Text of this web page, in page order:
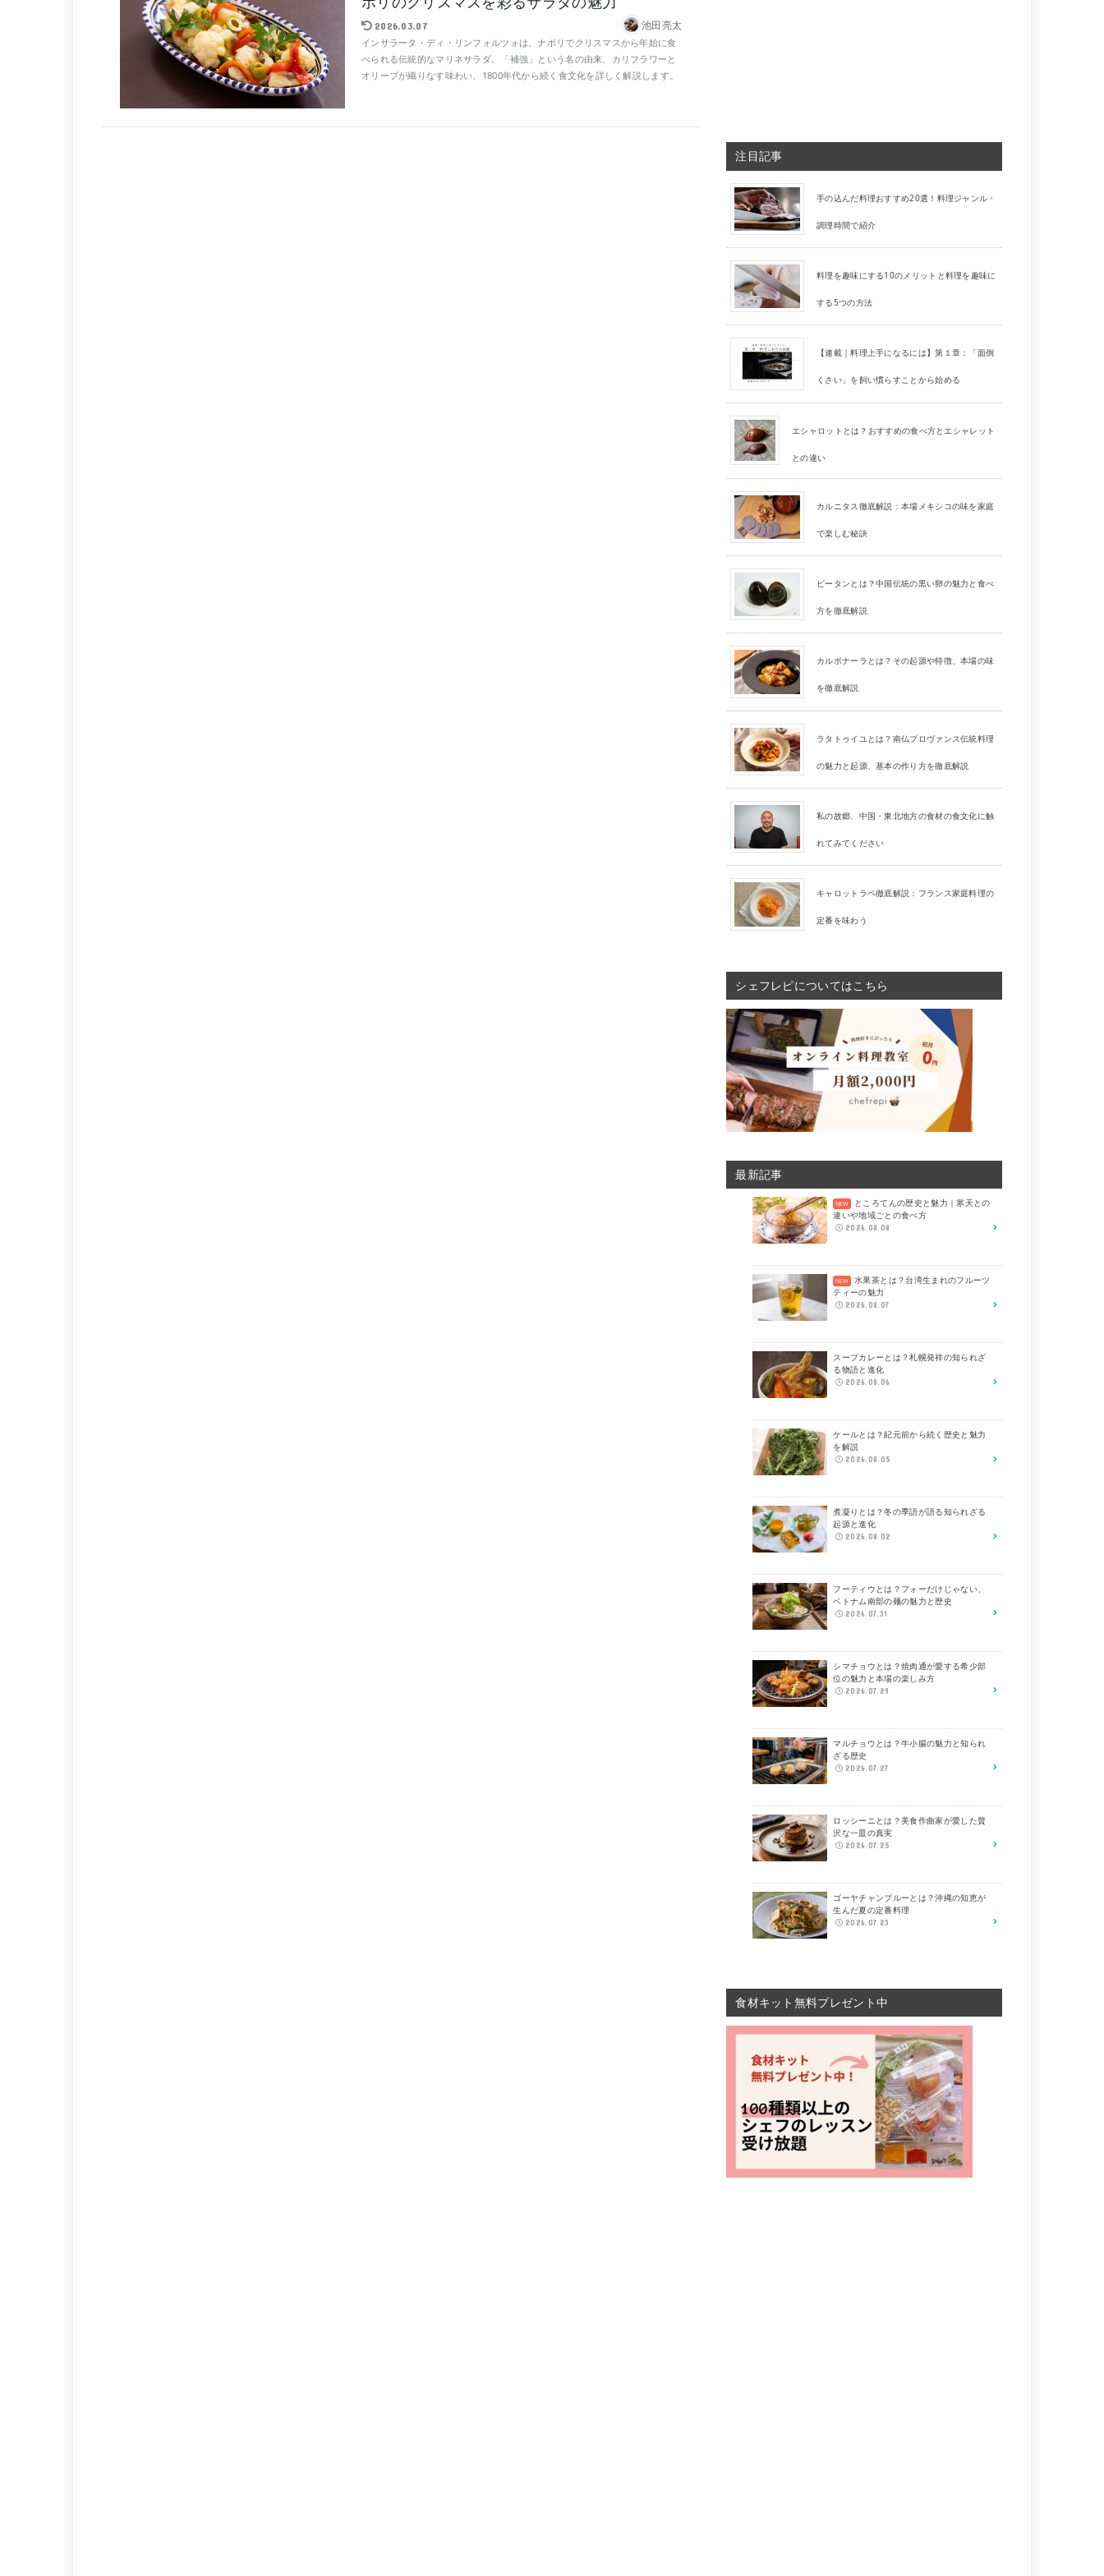
2026.03.07 池田亮太
インサラータ・ディ・リンフォルツォは、ナポリでクリスマスから年始に食
べられる伝統的なマリネサラダ。「補強」という名の由来、カリフラワーと
オリーブが織りなす味わい、1800年代から続く食文化を詳しく解説します。
注目記事
手の込んだ料理おすすめ20選！料理ジャンル・
調理時間で紹介
料理を趣味にする10のメリットと料理を趣味に
する5つの方法
【連載｜料理上手になるには】第１章：「面倒
くさい」を飼い慣らすことから始める
エシャロットとは？おすすめの食べ方とエシャレット
との違い
カルニタス徹底解説：本場メキシコの味を家庭
で楽しむ秘訣
ピータンとは？中国伝統の黒い卵の魅力と食べ
方を徹底解説
カルボナーラとは？その起源や特徴、本場の味
を徹底解説
ラタトゥイユとは？南仏プロヴァンス伝統料理
の魅力と起源、基本の作り方を徹底解説
私の故郷、中国・東北地方の食材の食文化に触
れてみてください
キャロットラペ徹底解説：フランス家庭料理の
定番を味わう
シェフレピについてはこちら
最新記事
ところてんの歴史と魅力｜寒天との
違いや地域ごとの食べ方
2026.08.08
水果茶とは？台湾生まれのフルーツ
ティーの魅力
2026.08.07
スープカレーとは？札幌発祥の知られざ
る物語と進化
2026.08.06
ケールとは？紀元前から続く歴史と魅力
を解説
2026.08.05
煮凝りとは？冬の季語が語る知られざる
起源と進化
2026.08.02
フーティウとは？フォーだけじゃない、
ベトナム南部の麺の魅力と歴史
2026.07.31
シマチョウとは？焼肉通が愛する希少部
位の魅力と本場の楽しみ方
2026.07.29
マルチョウとは？牛小腸の魅力と知られ
ざる歴史
2026.07.27
ロッシーニとは？美食作曲家が愛した贅
沢な一皿の真実
2026.07.25
ゴーヤチャンプルーとは？沖縄の知恵が
生んだ夏の定番料理
2026.07.23
食材キット無料プレゼント中